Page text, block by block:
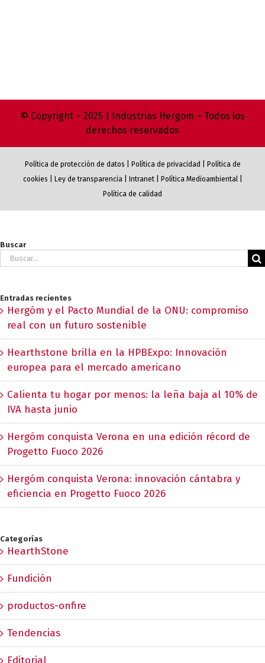
© Copyright – 2025 | Industrias Hergom – Todos los
derechos reservados
Política de protección de datos Política de privacidad
Política de
cookies
Ley de transparencia| Intranet| Política Medioambiental|
Política de calidad
Buscar
Buscar:
Entradas recientes
Hergóm y el Pacto Mundial de la ONU: compromiso
real con un futuro sostenible
Hearthstone brilla en la HPBExpo: Innovación
europea para el mercado americano
Calienta tu hogar por menos: la leña baja al 10% de
IVA hasta junio
Hergóm conquista Verona en una edición récord de
Progetto Fuoco 2026
Hergóm conquista Verona: innovación cántabra y
eficiencia en Progetto Fuoco 2026
Categorías
HearthStone
Fundición
productos-onfire
Tendencias
Editorial